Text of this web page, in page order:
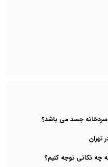
سردخانه جسد می باشد؟
تهران
چه نکاتی توجه کنیم؟